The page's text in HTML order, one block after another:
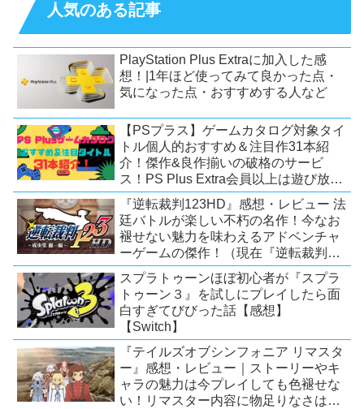
人気のある記事
PlayStation Plus Extraに加入した感
想！|1年ほど使ってみて良かった点・
気になった点・おすすめする人など
【PSプラス】ゲームカタログ対象タイ
トル個人的おすすめ＆注目作31本紹
介！傑作&良作揃いの破格のサービ
ス！PS Plus Extra会員以上は遊び放
題！【2026年7月時点】【PS5/PS4】
『逆転裁判123HD』感想・レビュー 法
廷バトルが楽しい不朽の名作！今なお
褪せない魅力を味わえるアドベンチャ
ーゲームの傑作！（現在『逆転裁判
123 成歩堂セレクション』が配信中）
スプラトゥーンほぼ初心者が『スプラ
トゥーン３』を試しにプレイしたら面
白すぎてびびった話【感想】
【Switch】
『テイルズオブシンフォニア リマスタ
ー』感想・レビュー｜ストーリーやキ
ャラの魅力は今プレイしても色褪せな
い！リマスター内容に物足りなさはあ